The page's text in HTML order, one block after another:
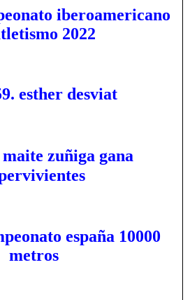
iberoamericano
2022
esther desviat
zuñiga gana
españa 10000
metros